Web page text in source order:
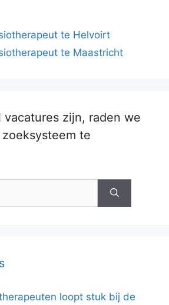
te Helvoirt
te Maastricht
vacatures zijn, raden we
te
loopt stuk bij de